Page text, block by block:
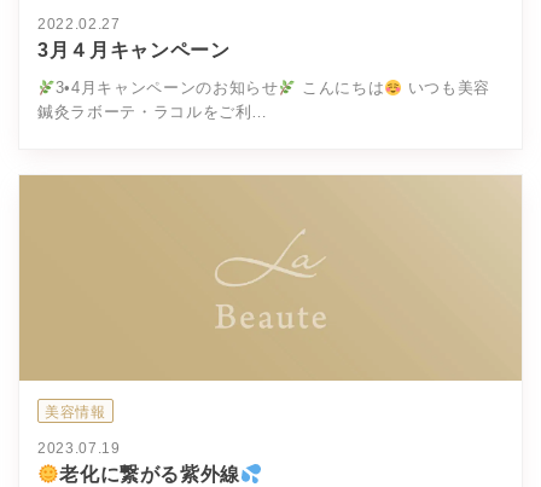
2022.02.27
3月４月キャンペーン
3•4月キャンペーンのお知らせ こんにちは
いつも美容
鍼灸ラボーテ・ラコルをご利…
美容情報
2023.07.19
老化に繋がる紫外線